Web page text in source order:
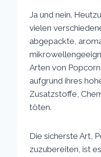
Ja und nein.
vielen
abgepackte,
Arten von
aufgrund ihres
Zusatzstoffe,
töten.
Die sicherste Art,
zuzubereiten, ist